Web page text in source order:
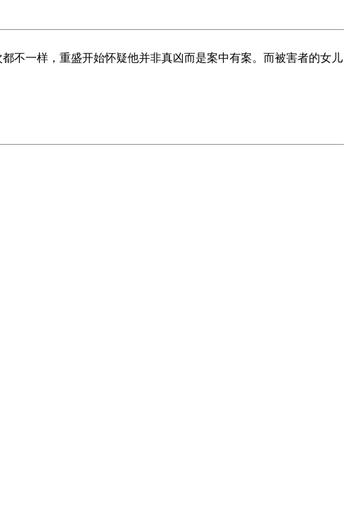
不一样，重盛开始怀疑他并非真凶而是案中有案。而被害者的女儿